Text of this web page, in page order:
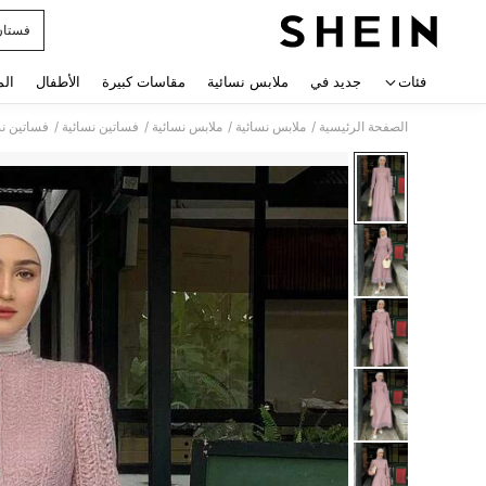
فئات جديد في ملابس نسائية مقاسات كبيرة الأطفال
الصفحة الرئيسية / ملابس نسائية / ملابس نسائية / فساتين نسائية / فساتين